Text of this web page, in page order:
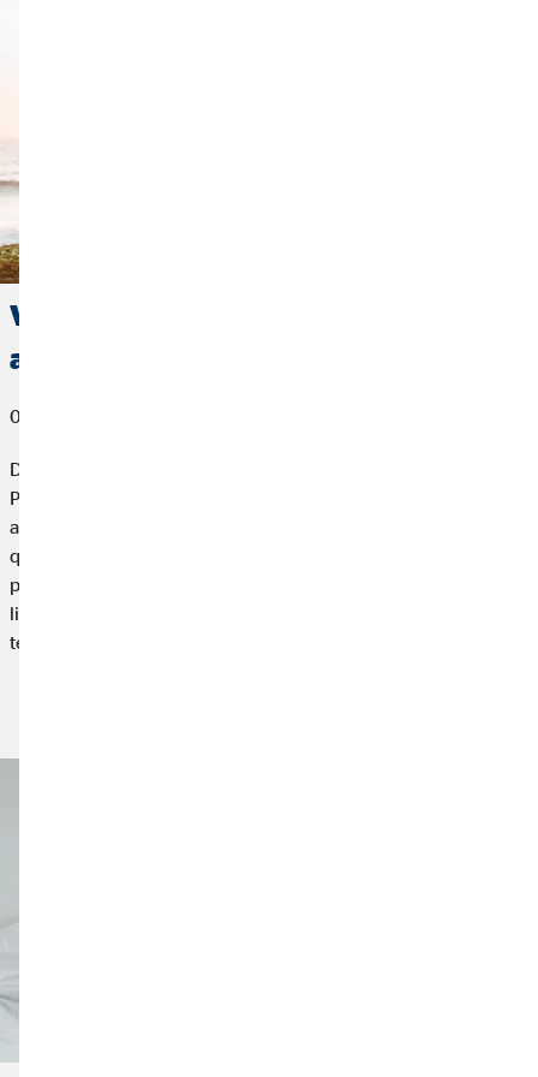
Vanlife: cómo financiarte y
asegurarte en la carretera
03 de julio de 2023
Despertarse en Alemania por la mañana y dormirse en los
Países Bajos por la noche con vistas al mar. Viajar en cámper o
autocaravana es una aventura inolvidable. Para asegurarse de
que el sueño de libertad sin límites no se convierta en una
pesadilla, debes prepararte bien. Te mostramos cómo estar
listo para lo inesperado, tanto financieramente como en
términos de seguros.